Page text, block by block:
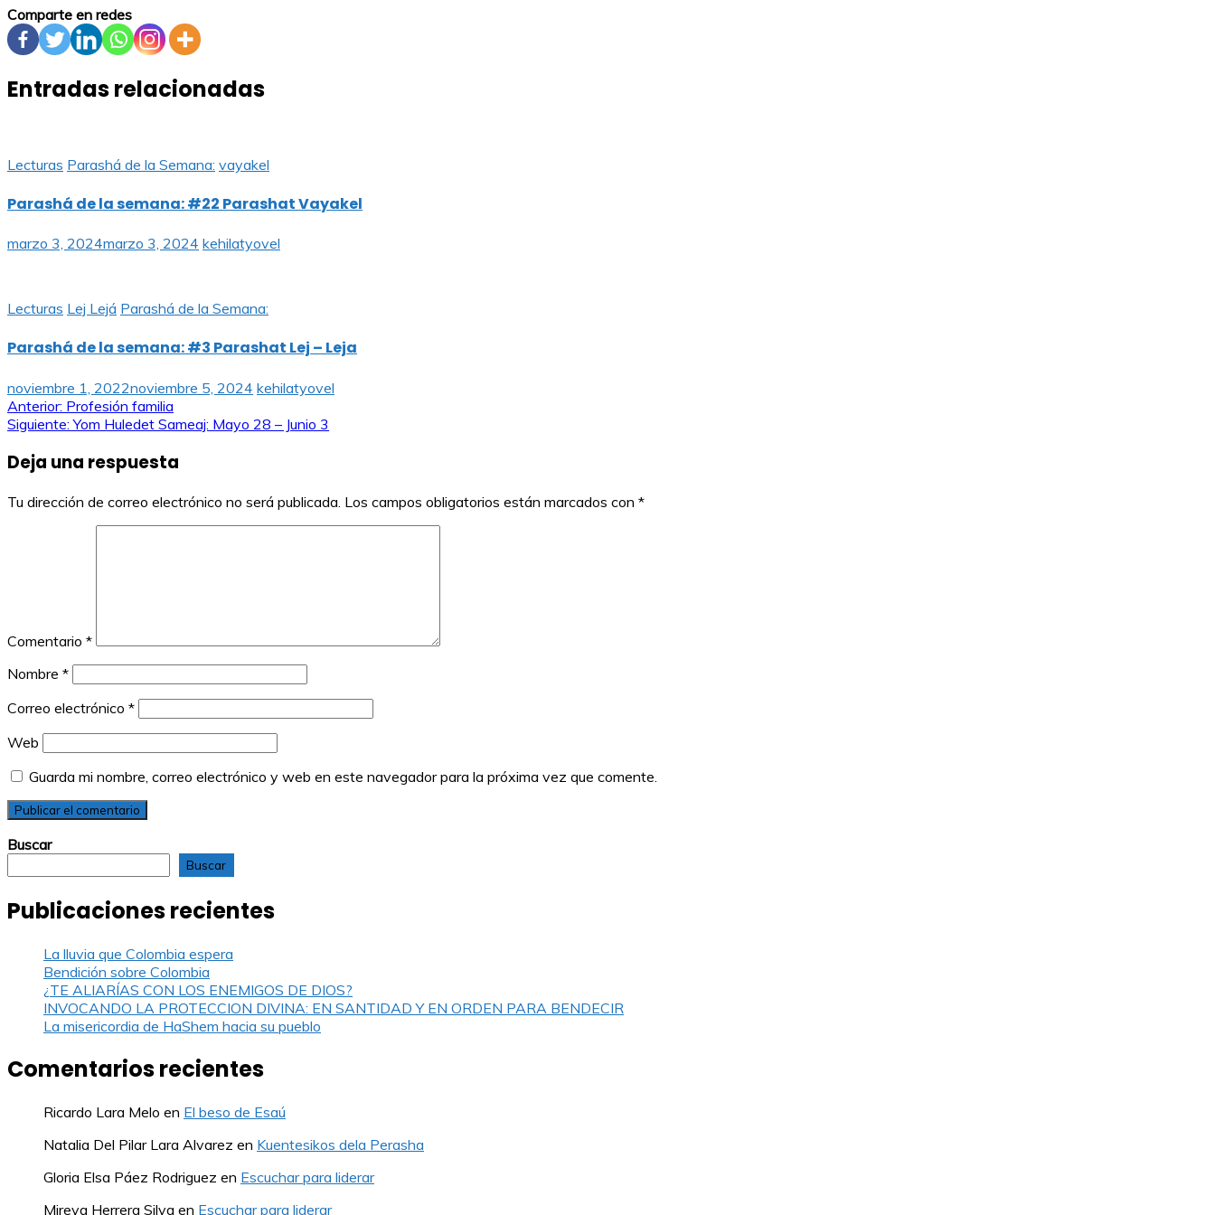
Comparte en redes
Entradas relacionadas
Lecturas Parashá de la Semana: vayakel
Parashá de la semana: #22 Parashat Vayakel
marzo 3, 2024marzo 3, 2024 kehilatyovel
Lecturas Lej Lejá Parashá de la Semana:
Parashá de la semana: #3 Parashat Lej – Leja
noviembre 1, 2022noviembre 5, 2024 kehilatyovel
Navegación
entradas
Anterior: Profesión familia
Siguiente: Yom Huledet Sameaj: Mayo 28 – Junio 3
Deja una respuesta
Tu dirección de correo electrónico no será publicada. Los campos obligatorios están marcados con *
Comentario *
Nombre *
Correo electrónico *
Web
Guarda mi nombre, correo electrónico y web en este navegador para la próxima vez que comente.
Buscar
Buscar
Publicaciones recientes
La lluvia que Colombia espera
Bendición sobre Colombia
¿TE ALIARÍAS CON LOS ENEMIGOS DE DIOS?
INVOCANDO LA PROTECCION DIVINA: EN SANTIDAD Y EN ORDEN PARA BENDECIR
La misericordia de HaShem hacia su pueblo
Comentarios recientes
Ricardo Lara Melo en El beso de Esaú
Natalia Del Pilar Lara Alvarez en Kuentesikos dela Perasha
Gloria Elsa Páez Rodriguez en Escuchar para liderar
Mireya Herrera Silva en Escuchar para liderar